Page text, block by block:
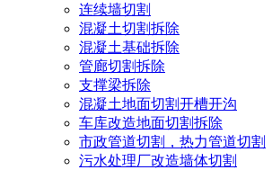
连续墙切割
混凝土切割拆除
混凝土基础拆除
管廊切割拆除
支撑梁拆除
混凝土地面切割开槽开沟
车库改造地面切割拆除
市政管道切割，热力管道切割
污水处理厂改造墙体切割